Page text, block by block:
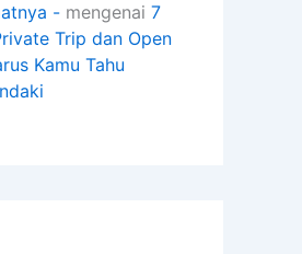
- mengenai 7
Trip dan Open
Kamu Tahu